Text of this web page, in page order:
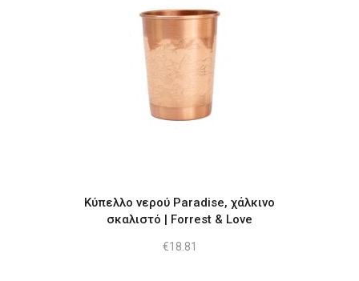
Κύπελλο νερού Paradise, χάλκινο
σκαλιστό | Forrest & Love
€18.81